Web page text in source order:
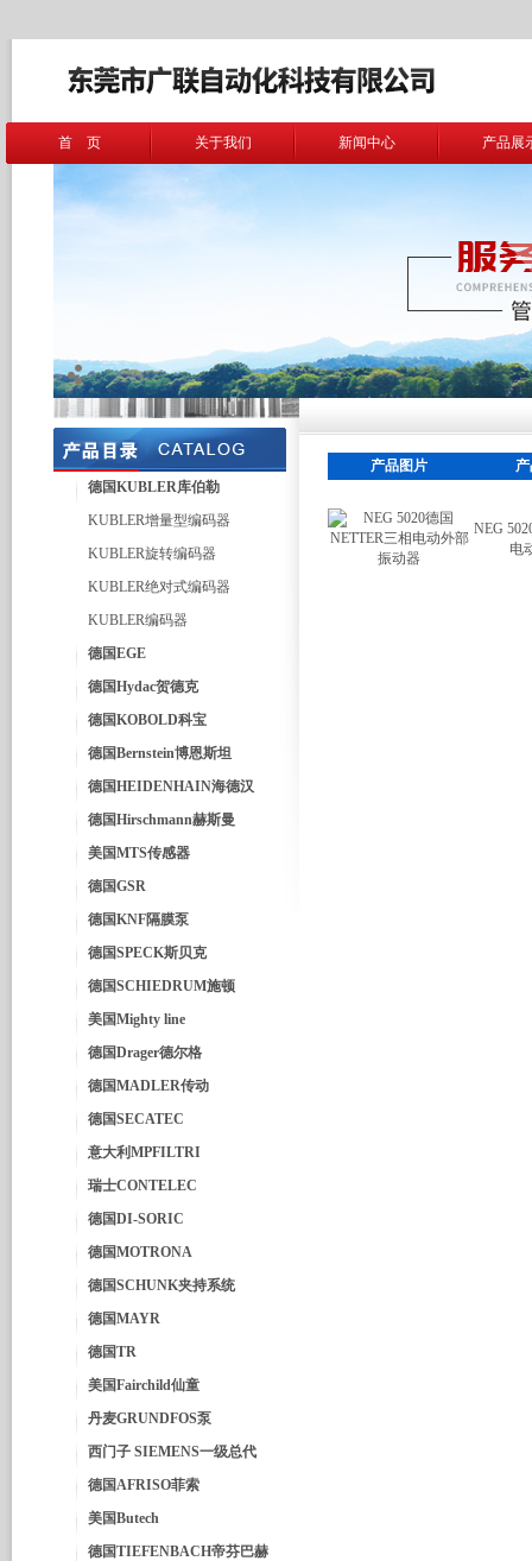
首 页 关于我们 新闻中心 产品展
德国KUBLER库伯勒
KUBLER增量型编码器
KUBLER旋转编码器
KUBLER绝对式编码器
KUBLER编码器
德国EGE
德国Hydac贺德克
德国KOBOLD科宝
德国Bernstein博恩斯坦
德国HEIDENHAIN海德汉
德国Hirschmann赫斯曼
美国MTS传感器
德国GSR
德国KNF隔膜泵
德国SPECK斯贝克
德国SCHIEDRUM施顿
美国Mighty line
德国Drager德尔格
德国MADLER传动
德国SECATEC
意大利MPFILTRI
瑞士CONTELEC
德国DI-SORIC
德国MOTRONA
德国SCHUNK夹持系统
德国MAYR
德国TR
美国Fairchild仙童
丹麦GRUNDFOS泵
西门子 SIEMENS一级总代
德国AFRISO菲索
美国Butech
德国TIEFENBACH帝芬巴赫
产品图片
NEG
电